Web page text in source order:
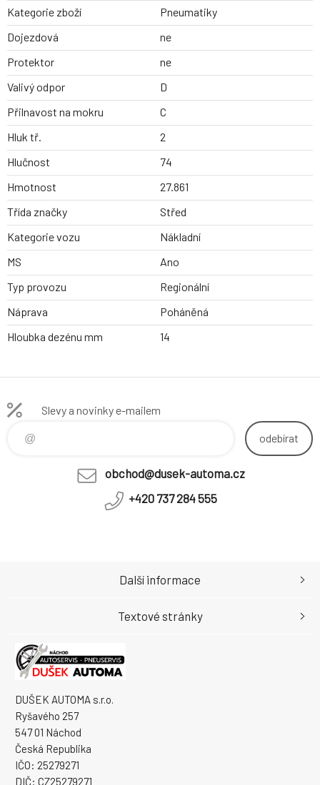
Kategorie zboží
Pneumatiky
Dojezdová
ne
Protektor
ne
Valivý odpor
D
Přilnavost na mokru
C
Hluk tř.
2
Hlučnost
74
Hmotnost
27.861
Třída značky
Střed
Kategorie vozu
Nákladní
MS
Ano
Typ provozu
Regionální
Náprava
Poháněná
Hloubka dezénu mm
14
Slevy a novinky e-mailem
odebírat
obchod@dusek-automa.cz
+420 737 284 555
DUŠEK AUTOMA s.r.o.
Ryšavého 257
547 01 Náchod
Česká Republika
IČO: 25279271
DIČ: CZ25279271
Další informace
Textové stránky